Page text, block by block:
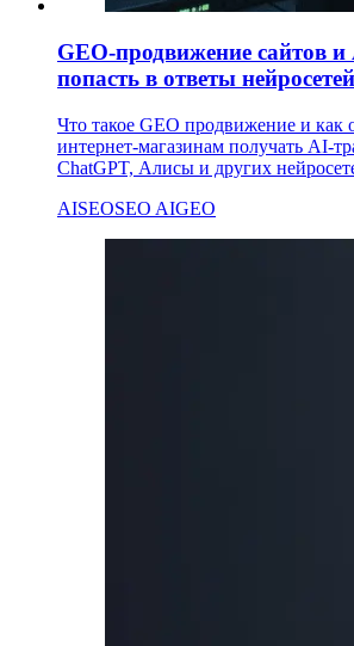
GEO-продвижение сайтов
попасть в ответы нейросетей
Что такое GEO продвижение и как
интернет-магазинам получать AI-
ChatGPT, Алисы и других
AISEOSEO AIGEO